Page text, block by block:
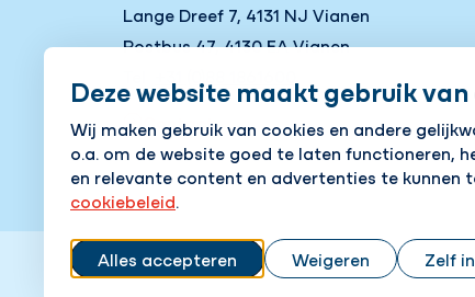
Deze website maakt gebruik van
Wij maken gebruik van cookies en andere
o.a. om de website goed te laten functioneren,
en relevante content en advertenties te kunnen
cookiebeleid.
Alles accepteren Weigeren Zelf
Lange Dreef 7, 4131 NJ Vianen
Postbus 47, 4130 EA Vianen
Contact